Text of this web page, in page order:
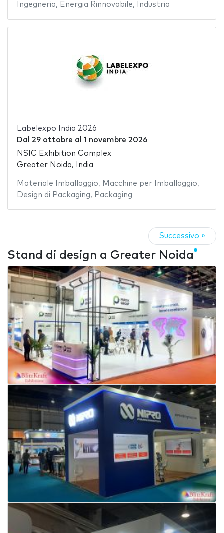
Ingegneria, Energia Rinnovabile, Industria
Labelexpo India 2026
Dal 29 ottobre al 1 novembre 2026
NSIC Exhibition Complex
Greater Noida, India
Materiale Imballaggio, Macchine per Imballaggio,
Design di Packaging, Packaging
Successivo »
Stand di design a Greater Noida